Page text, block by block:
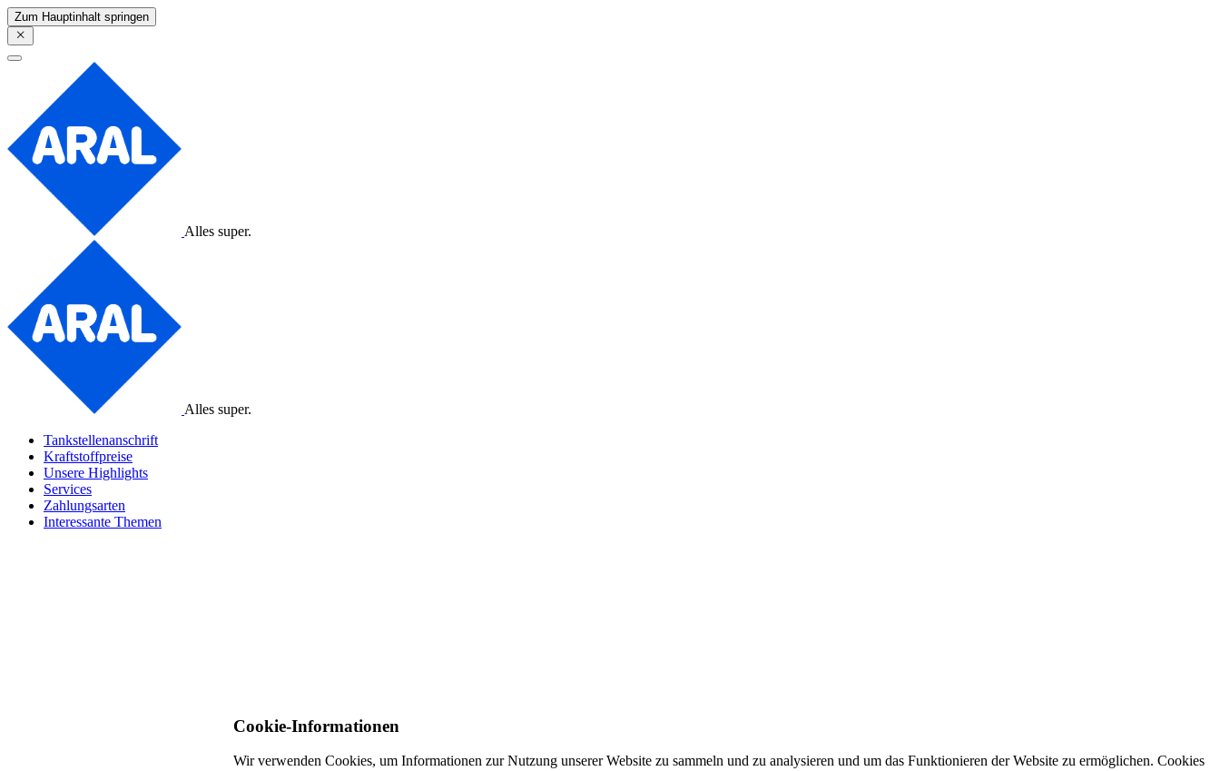
Zum Hauptinhalt springen
Alles super.
Alles super.
Tankstellenanschrift
Kraftstoffpreise
Unsere Highlights
Services
Zahlungsarten
Interessante Themen
Cookie-Informationen
Wir verwenden Cookies, um Informationen zur Nutzung unserer Website zu sammeln und zu analysieren und um das Funktionieren der Website zu ermöglichen. Cookies